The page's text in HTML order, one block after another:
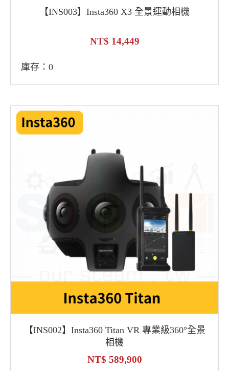
【INS003】Insta360 X3 全景運動相機
14,449
庫存：0
【INS002】Insta360 Titan VR 專業級360°全景
相機
589,900